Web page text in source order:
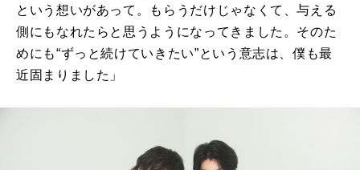
という想いがあって。もらうだけじゃなくて、与える
側にもなれたらと思うようになってきました。そのた
めにも“ずっと続けていきたい”という意志は、僕も最
近固まりました」